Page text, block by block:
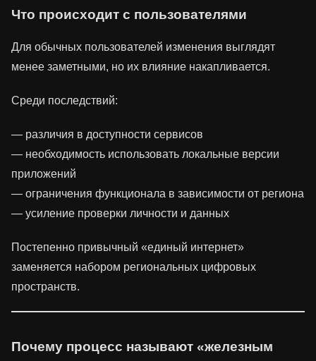
Что происходит с пользователями
Для обычных пользователей изменения выглядят
менее заметными, но их влияние накапливается.
Среди последствий:
— различия в доступности сервисов
— необходимость использовать локальные версии
приложений
— ограничения функционала в зависимости от региона
— усиление проверки личности и данных
Постепенно привычный «единый интернет»
заменяется набором региональных цифровых
пространств.
Почему процесс называют «железным